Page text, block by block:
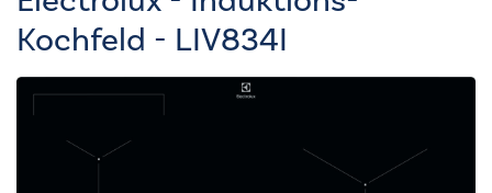
Kochfeld - LIV834I